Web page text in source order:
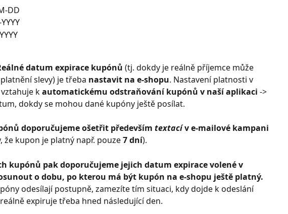
DD
datum expirace kupónů (tj. dokdy je reálně příjemce může
slevy) je třeba nastavit na e-shopu. Nastavení platnosti v
k automatickému odstraňování kupónů v naší aplikaci ->
dokdy se mohou dané kupóny ještě posílat.
doporučujeme ošetřit především textací v e-mailové kampani
že kupon je platný např. pouze 7 dní).
kupónů pak doporučujeme jejich datum expirace volené v
o dobu, po kterou má být kupón na e-shopu ještě platný.
odesílají postupně, zamezíte tím situaci, kdy dojde k odeslání
expiruje třeba hned následující den.